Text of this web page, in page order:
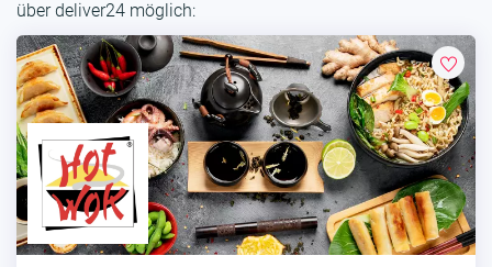
über deliver24 möglich: